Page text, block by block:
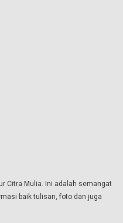
Citra Mulia. Ini adalah semangat
baik tulisan, foto dan juga